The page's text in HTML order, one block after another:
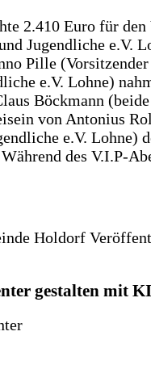
2.410 Euro für den
Jugendliche e.V.
Pille
e.V. Lohne)
Böckmann
von Antonius
e.V. Lohne)
des V.I.P-
Holdorf
gestalten mit KI